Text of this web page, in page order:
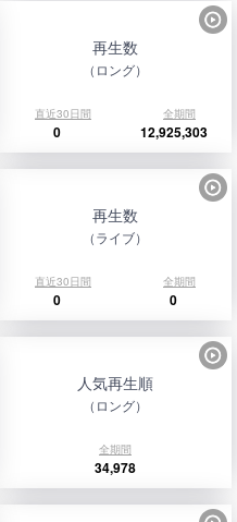
再生数
（ロング）
直近30日間 全期間
0 12,925,303
再生数
（ライブ）
直近30日間 全期間
0 0
人気再生順
（ロング）
全期間
34,978